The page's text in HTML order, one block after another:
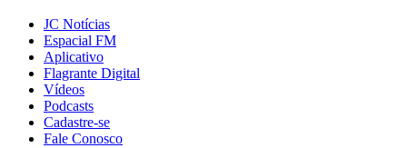
JC Notícias
Espacial FM
Aplicativo
Flagrante Digital
Vídeos
Podcasts
Cadastre-se
Fale Conosco